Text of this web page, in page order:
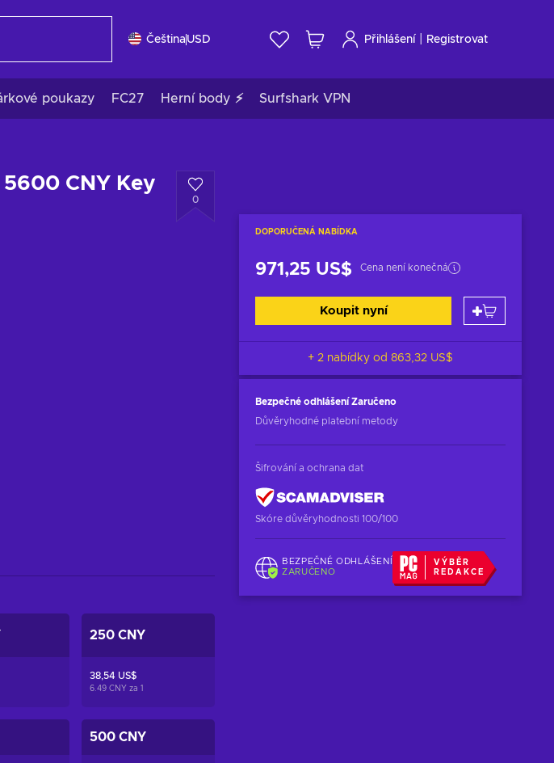
Čeština USD Přihlášení| Registrovat
poukazy FC27 Herní body ⚡ Surfshark VPN
CNY Key
0
DOPORUČENÁ NABÍDKA
971,25 US$ Cena není konečná
Koupit nyní
+ 2 nabídky od 863,32 US$
Bezpečné odhlášení Zaručeno
Důvěryhodné platební metody
Šifrování a ochrana dat
Skóre důvěryhodnosti 100/100
BEZPEČNÉ ODHLÁŠENÍ
ZARUČENO
VÝBĚR
REDAKCE
250 CNY
38,54 US$
6.49 CNY za1
500 CNY